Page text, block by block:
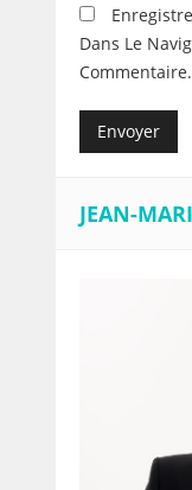
Dans Le
Commentaire.
JEAN-